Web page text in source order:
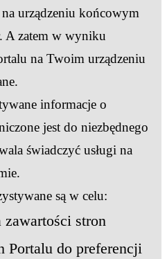
urządzeniu końcowym
A zatem w wyniku
na Twoim urządzeniu
informacje o
jest do niezbędnego
świadczyć usługi na
są w celu:
zawartości stron
Portalu do preferencji